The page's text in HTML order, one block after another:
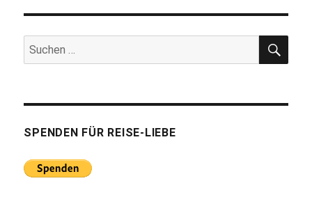
Suchen
nach:
SPENDEN FÜR REISE-LIEBE